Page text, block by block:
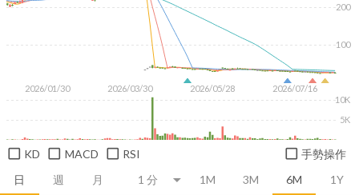
日 週 月 1M 3M 6M 1Y
2026/01/30 2026/03/30 2026/05/28 2026/07/16
100
200
5K
10K
KD MACD RSI 手勢操作